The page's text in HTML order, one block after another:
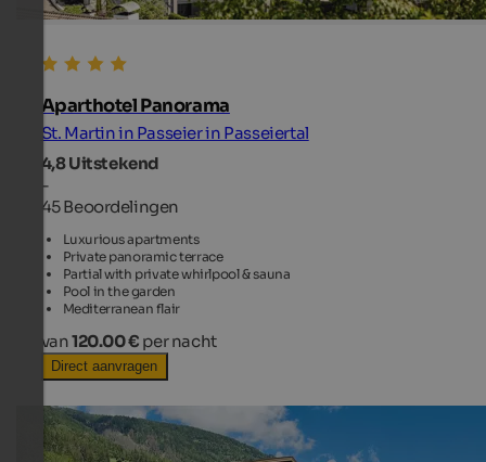
Aparthotel Panorama
St. Martin in Passeier in Passeiertal
4,8Uitstekend
-
45 Beoordelingen
Luxurious apartments
Private panoramic terrace
Partial with private whirlpool & sauna
Pool in the garden
Mediterranean flair
van120.00 € per nacht
Direct aanvragen